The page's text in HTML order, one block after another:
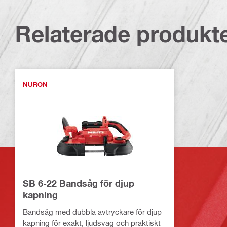
Relaterade
NURON
SB 6-22 Bandsåg för djup
kapning
Bandsåg med dubbla avtryckare för djup
kapning för exakt, ljudsvag och praktiskt